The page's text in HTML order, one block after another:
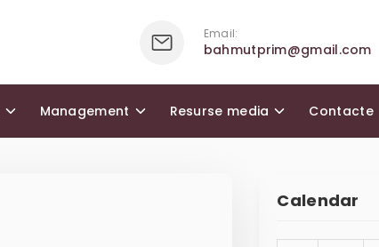
Email:
bahmutprim@gmail.com
Management Resurse media Contacte
Calendar